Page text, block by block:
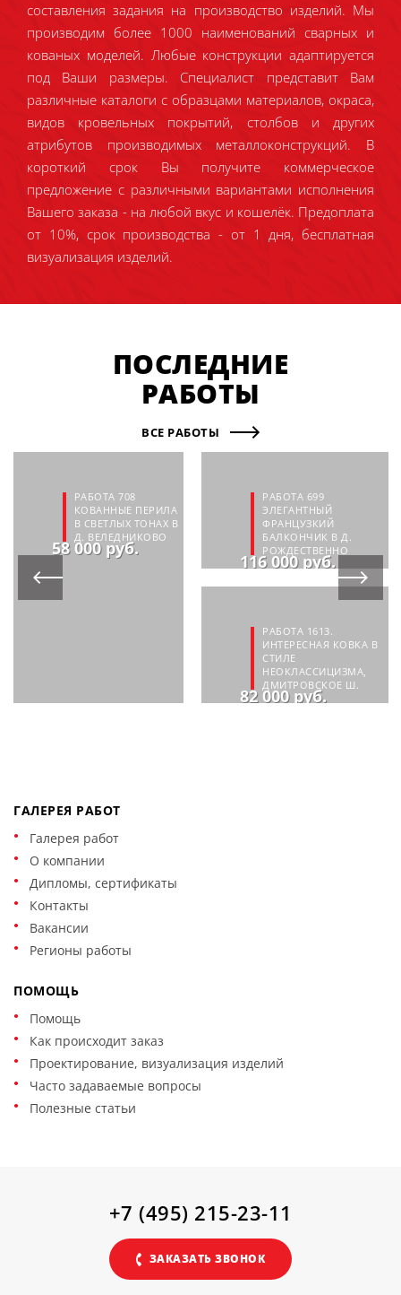
составления задания на производство изделий. Мы
производим более 1000 наименований сварных и
кованых моделей. Любые конструкции адаптируется
под Ваши размеры. Специалист представит Вам
различные каталоги с образцами материалов, окраса,
видов кровельных покрытий, столбов и других
атрибутов производимых металлоконструкций. В
короткий срок Вы получите коммерческое
предложение с различными вариантами исполнения
Вашего заказа - на любой вкус и кошелёк. Предоплата
от 10%, срок производства - от 1 дня, бесплатная
визуализация изделий.
ПОСЛЕДНИЕ
РАБОТЫ
ВСЕ РАБОТЫ
РАБОТА 708
КОВАННЫЕ ПЕРИЛА
В СВЕТЛЫХ ТОНАХ В
Д. ВЕЛЕДНИКОВО
58 000 руб.
РАБОТА 699
ЭЛЕГАНТНЫЙ
ФРАНЦУЗКИЙ
БАЛКОНЧИК В Д.
РОЖДЕСТВЕННО
116 000 руб.
РАБОТА 1613.
ИНТЕРЕСНАЯ КОВКА В
СТИЛЕ
НЕОКЛАССИЦИЗМА,
ДМИТРОВСКОЕ Ш.
82 000 руб.
ГАЛЕРЕЯ РАБОТ
Галерея работ
О компании
Дипломы, сертификаты
Контакты
Вакансии
Регионы работы
ПОМОЩЬ
Помощь
Как происходит заказ
Проектирование, визуализация изделий
Часто задаваемые вопросы
Полезные статьи
+7 (495) 215-23-11
ЗАКАЗАТЬ ЗВОНОК